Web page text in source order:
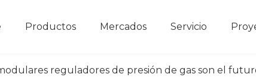
Productos Mercados Servicio
reguladores de presión de gas son el